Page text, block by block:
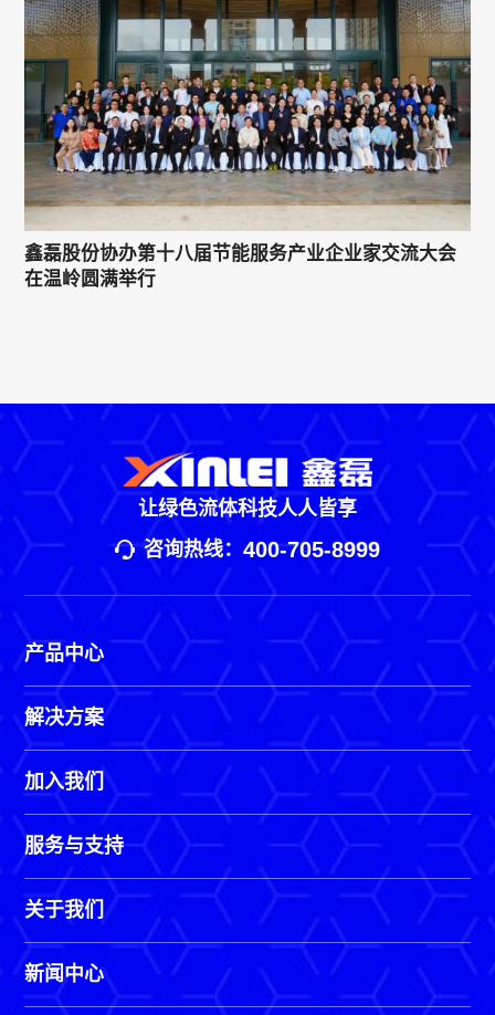
鑫磊股份协办第十八届节能服务产业企业家交流大会
在温岭圆满举行
让绿色流体科技人人皆享
咨询热线： 400-705-8999
产品中心
解决方案
加入我们
服务与支持
关于我们
新闻中心